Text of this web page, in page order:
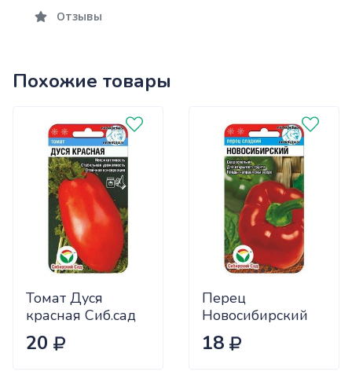
Отзывы
Похожие товары
Томат Дуся
красная Сиб.сад
Ц
20
Перец
Новосибирский
(ранний) Сиб.сад
Ц
18